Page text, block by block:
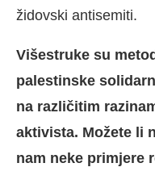
židovski antisemiti.
Višestruke su
palestinske
na različitim
aktivista. Možete li
nam neke primjere